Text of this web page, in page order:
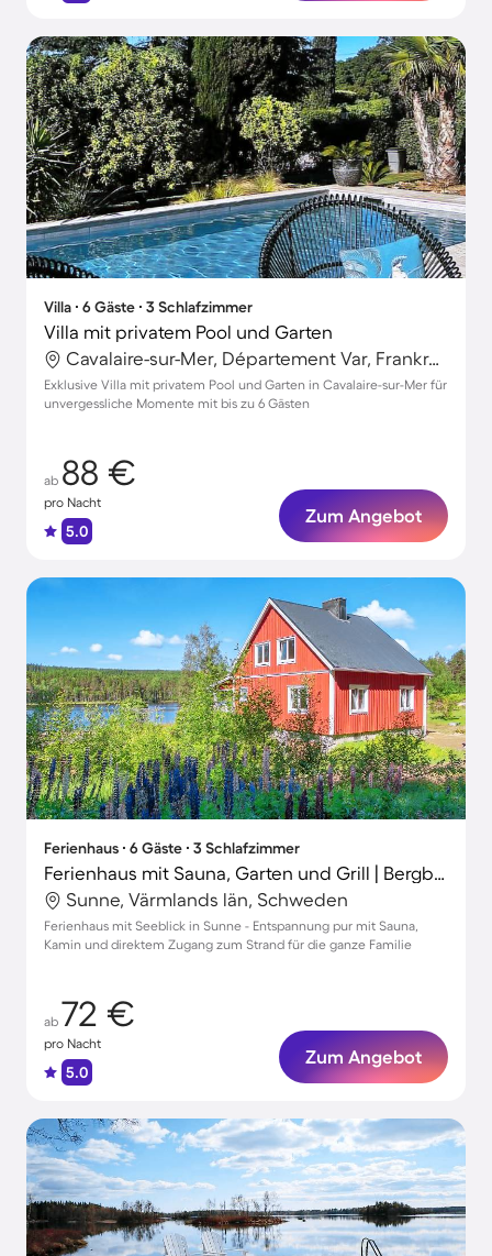
Villa ∙ 6 Gäste ∙ 3 Schlafzimmer
Villa mit privatem Pool und Garten
Cavalaire-sur-Mer, Département Var, Frankreich
Exklusive Villa mit privatem Pool und Garten in Cavalaire-sur-Mer für
unvergessliche Momente mit bis zu 6 Gästen
ab 88 €
pro Nacht
5.0
Zum Angebot
Ferienhaus ∙ 6 Gäste ∙ 3 Schlafzimmer
Ferienhaus mit Sauna, Garten und Grill | Bergblick
Sunne, Värmlands län, Schweden
Ferienhaus mit Seeblick in Sunne - Entspannung pur mit Sauna,
Kamin und direktem Zugang zum Strand für die ganze Familie
ab 72 €
pro Nacht
5.0
Zum Angebot